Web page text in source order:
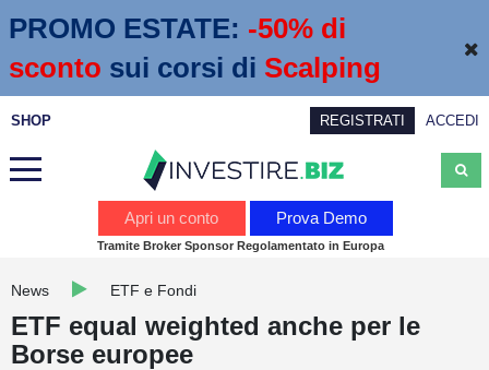
PROMO ESTATE: -50% di
sconto sui corsi di Scalping
SHOP REGISTRATI ACCEDI
Calendario economico
Webinar
Apri un conto Prova Demo
Tramite Broker Sponsor Regolamentato in Europa
News ETF e Fondi
ETF equal weighted anche per le
Borse europee